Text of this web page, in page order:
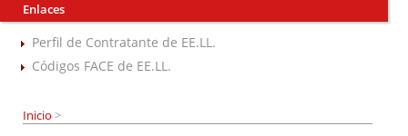
Enlaces
Perfil de Contratante de EE.LL.
Códigos FACE de EE.LL.
Inicio >